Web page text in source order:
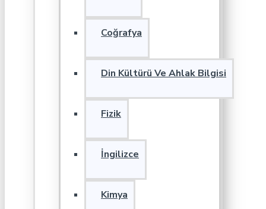
Coğrafya
Din Kültürü Ve Ahlak Bilgisi
Fizik
İngilizce
Kimya